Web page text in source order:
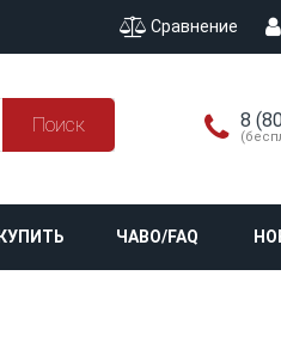
Сравнение
Поиск 8
ЧАВО/FAQ